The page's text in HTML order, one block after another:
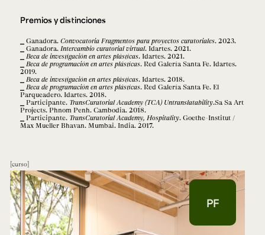
Premios y distinciones
Ganadora. Convocatoria Fragmentos para proyectos curatoriales. 2023.
Ganadora. Intercambio curatorial virtual. Idartes. 2021.
Beca de investigación en artes plásticas. Idartes. 2021.
Beca de programación en artes plásticas. Red Galería Santa Fe. Idartes.
2019.
Beca de investigación en artes plásticas. Idartes. 2018.
Beca de programación en artes plásticas. Red Galería Santa Fe. El
Parqueadero. Idartes. 2018.
Participante. TransCuratorial Academy (TCA) Untranslatability.Sa Sa Art
Projects. Phnom Penh. Cambodia. 2018.
Participante. TransCuratorial Academy, Hospitality. Goethe-Institut /
Max Mueller Bhavan. Mumbai. India. 2017.
curso
PF